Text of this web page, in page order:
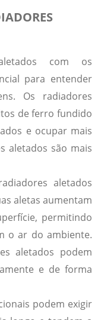
com os
para entender
. Os radiadores
de ferro fundido
e ocupar mais
aletados são mais
aletados
aletas aumentam
permitindo
o ar do ambiente.
aletados podem
e de forma
podem exigir